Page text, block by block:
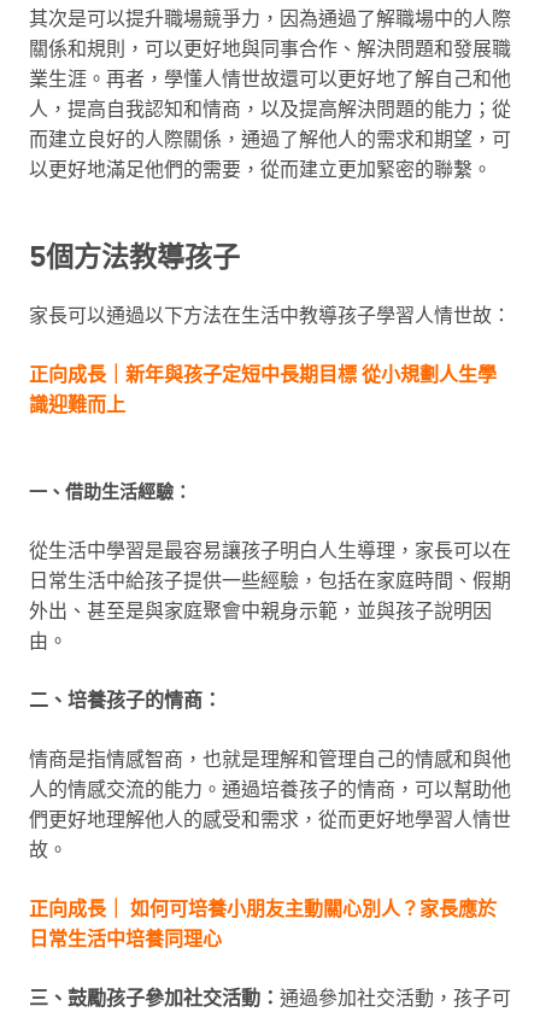
其次是可以提升職場競爭力，因為通過了解職場中的人際
關係和規則，可以更好地與同事合作、解決問題和發展職
業生涯。再者，學懂人情世故還可以更好地了解自己和他
人，提高自我認知和情商，以及提高解決問題的能力；從
而建立良好的人際關係，通過了解他人的需求和期望，可
以更好地滿足他們的需要，從而建立更加緊密的聯繫。
5個方法教導孩子
家長可以通過以下方法在生活中教導孩子學習人情世故：
正向成長｜新年與孩子定短中長期目標 從小規劃人生學
識迎難而上
一、借助生活經驗：
從生活中學習是最容易讓孩子明白人生導理，家長可以在
日常生活中給孩子提供一些經驗，包括在家庭時間、假期
外出、甚至是與家庭聚會中親身示範，並與孩子說明因
由。
二、培養孩子的情商：
情商是指情感智商，也就是理解和管理自己的情感和與他
人的情感交流的能力。通過培養孩子的情商，可以幫助他
們更好地理解他人的感受和需求，從而更好地學習人情世
故。
正向成長｜ 如何可培養小朋友主動關心別人？家長應於
日常生活中培養同理心
三、鼓勵孩子參加社交活動： 通過參加社交活動，孩子可